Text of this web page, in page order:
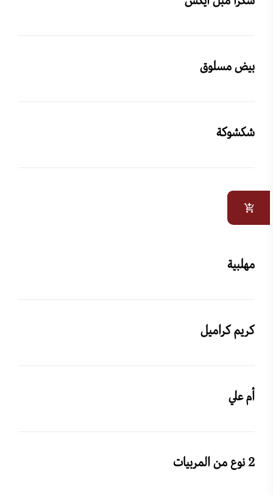
بيض مسلوق
شكشوكة
كبدة
مهلبية
كريم كراميل
أم علي
2 نوع من المربيات